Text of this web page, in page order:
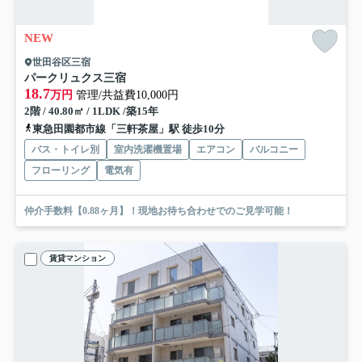
NEW
世田谷区三宿
パークリュクス三宿
18.7万円 管理/共益費10,000円
2階 / 40.80㎡ / 1LDK /築15年
東急田園都市線「三軒茶屋」駅 徒歩10分
バス・トイレ別 室内洗濯機置場 エアコン
バルコニー
フローリング
電気有
仲介手数料【0.88ヶ月】！現地お待ち合わせでのご見学可能！
賃貸マンション